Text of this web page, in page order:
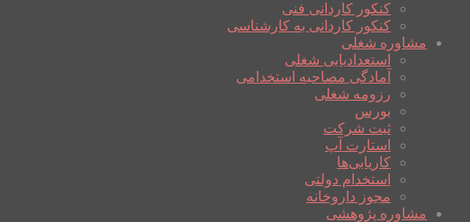
کنکور کاردانی فنی
کنکور کاردانی به کارشناسی
مشاوره شغلی
استعدادیابی شغلی
آمادگی مصاحبه استخدامی
رزومه شغلی
بورس
ثبت شرکت
استارت آپ
کاریابی‌ها
استخدام دولتی
مجوز داروخانه
مشاوره پژوهشی